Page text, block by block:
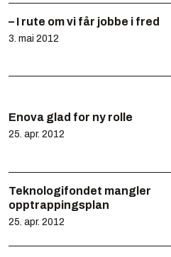
– I rute om vi får jobbe i fred
3. mai 2012
Enova glad for ny rolle
25. apr. 2012
Teknologifondet mangler
opptrappingsplan
25. apr. 2012